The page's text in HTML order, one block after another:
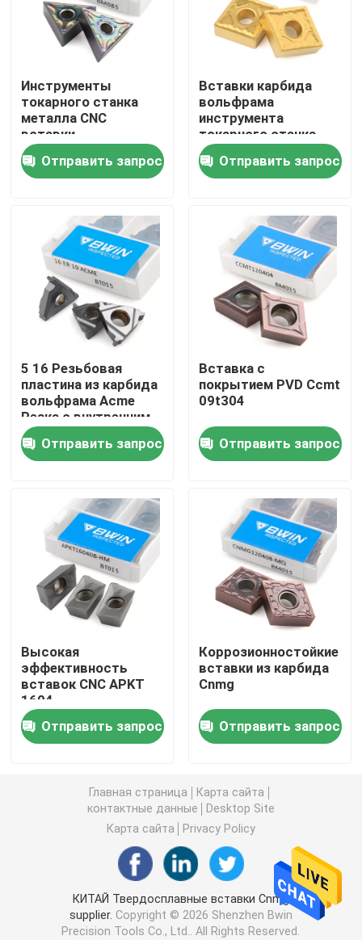
Дом
Товары
О нас
Тур по фабрике
Контроль качества
Свяжитесь с нами
Сделать запрос
Вставки карбида вольфрама
Токарные твердосплавные пластины
Вставки карбида Cnc
Твердосплавная концевая фреза
Твердосплавная концевая фреза со сферическим
Концевая фреза с угловым радиусом
Алюминиевая концевая фреза
Инструменты
токарного станка
металла CNC
вставки
инструмента Matrial
стали TNMG 160404
Stenless поворачивая
Отправить запрос
Вставки карбида
вольфрама
инструмента
токарного станка
вставки CNMG 1606
поворачивая
Отправить запрос
5 16 Резьбовая
пластина из карбида
вольфрама Acme
Резка с внутренним
шагом
Отправить запрос
Вставка с
покрытием PVD Ccmt
09t304
Отправить запрос
Высокая
эффективность
вставок CNC APKT
1604
цементированная
филируя для
нержавеющей стали
Отправить запрос
Коррозионностойкие
вставки из карбида
Cnmg
Отправить запрос
Главная страница
Карта сайта
контактные данные
Desktop Site
Карта сайта
Privacy Policy
КИТАЙ Твердосплавные вставки Cnmg
supplier. Copyright © 2026 Shenzhen Bwin
Precision Tools Co., Ltd.. All Rights Reserved.